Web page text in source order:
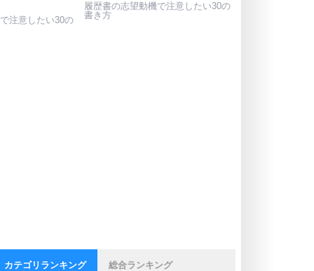
注意したい30の
履歴書の志望動機で注意したい30の
書き方
カテゴリランキング 総合ランキング